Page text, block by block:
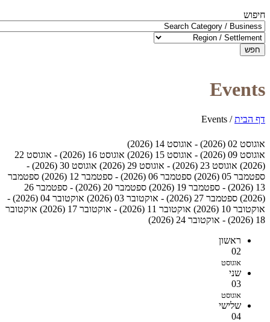
חיפוש
חפש
Events
דף הבית/
Events
אוגוסט 02 (2026) - אוגוסט 14 (2026)
אוגוסט 09 (2026) - אוגוסט 15 (2026)
אוגוסט 16 (2026) - אוגוסט 22
(2026)
אוגוסט 23 (2026) - אוגוסט 29 (2026)
אוגוסט 30 (2026) -
ספטמבר 05 (2026)
ספטמבר 06 (2026) - ספטמבר 12 (2026)
ספטמבר
13 (2026) - ספטמבר 19 (2026)
ספטמבר 20 (2026) - ספטמבר 26
(2026)
ספטמבר 27 (2026) - אוקטובר 03 (2026)
אוקטובר 04 (2026) -
אוקטובר 10 (2026)
אוקטובר 11 (2026) - אוקטובר 17 (2026)
אוקטובר
18 (2026) - אוקטובר 24 (2026)
ראשון
02
אוגוסט
שני
03
אוגוסט
שלישי
04